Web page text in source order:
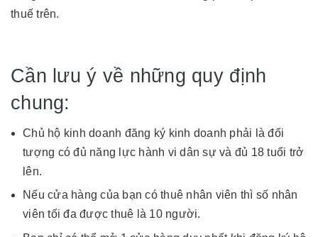
thuế trên.
Cần lưu ý về những quy định
chung:
Chủ hộ kinh doanh đăng ký kinh doanh phải là đối
tượng có đủ năng lực hành vi dân sự và đủ 18 tuổi trở
lên.
Nếu cửa hàng của bạn có thuê nhân viên thì số nhân
viên tối đa được thuê là 10 người.